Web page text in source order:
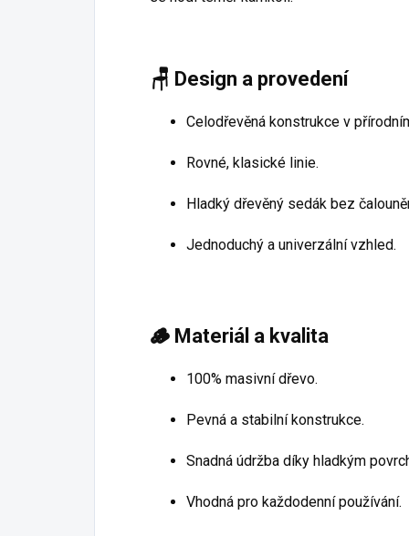
🪑 Design a provedení
Celodřevěná konstrukce v
Rovné, klasické linie.
Hladký dřevěný sedák bez
Jednoduchý a univerzální vzhled.
🪵 Materiál a kvalita
100% masivní dřevo.
Pevná a stabilní konstrukce.
Snadná údržba díky hladkým
Vhodná pro každodenní používání.